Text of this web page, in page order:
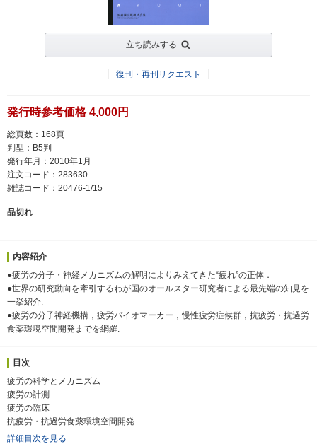
立ち読みする
復刊・再刊リクエスト
発行時参考価格 4,000円
総頁数：168頁
判型：B5判
発行年月：2010年1月
注文コード：283630
雑誌コード：20476-1/15
品切れ
内容紹介
●疲労の分子・神経メカニズムの解明によりみえてきた“疲れ”の正体．
●世界の研究動向を牽引するわが国のオールスター研究者による最先端の知見を
一挙紹介.
●疲労の分子神経機構，疲労バイオマーカー，慢性疲労症候群，抗疲労・抗過労
食薬環境空間開発までを網羅.
目次
疲労の科学とメカニズム
疲労の計測
疲労の臨床
抗疲労・抗過労食薬環境空間開発
詳細目次を見る